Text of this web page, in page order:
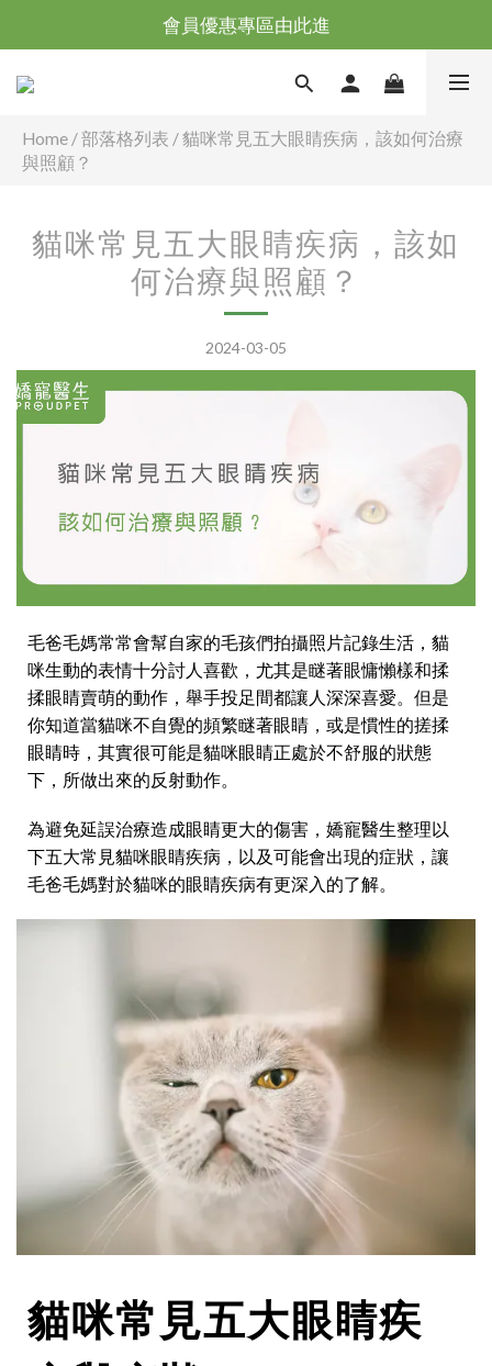
台灣滿NT$全館滿1200免運｜海外滿NT$3000免運
會員優惠專區由此進
台灣滿NT$全館滿1200免運｜海外滿NT$3000免運
Home /部落格列表 /貓咪常見五大眼睛疾病，該如何治療
與照顧？
貓咪常見五大眼睛疾病，該如
何治療與照顧？
2024-03-05
毛爸毛媽常常會幫自家的毛孩們拍攝照片記錄生活，貓
咪生動的表情十分討人喜歡，尤其是瞇著眼慵懶樣和揉
揉眼睛賣萌的動作，舉手投足間都讓人深深喜愛。但是
你知道當貓咪不自覺的頻繁瞇著眼睛，或是慣性的搓揉
眼睛時，其實很可能是貓咪眼睛正處於不舒服的狀態
下，所做出來的反射動作。
為避免延誤治療造成眼睛更大的傷害，嬌寵醫生整理以
下五大常見貓咪眼睛疾病，以及可能會出現的症狀，讓
毛爸毛媽對於貓咪的眼睛疾病有更深入的了解。
貓咪常見五大眼睛疾